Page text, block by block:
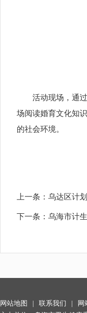
活动现场，通过
场阅读婚育文化知
的社会环境。
上一条： 乌达区计
下一条： 乌海市计
网站地图 联系我们 网